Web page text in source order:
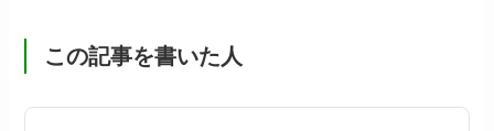
この記事を書いた人